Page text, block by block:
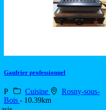
Gaufrier professionnel
P Cuisine
Rosny-sous-
Bois - 10.39km